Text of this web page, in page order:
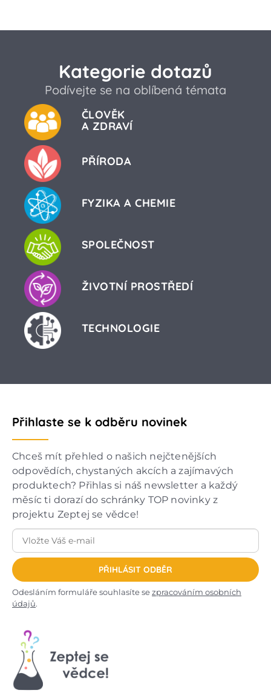
Kategorie dotazů
Podívejte se na oblíbená témata
ČLOVĚK
A ZDRAVÍ
PŘÍRODA
FYZIKA A CHEMIE
SPOLEČNOST
ŽIVOTNÍ PROSTŘEDÍ
TECHNOLOGIE
Přihlaste se k odběru novinek
Chceš mít přehled o našich nejčtenějších
odpovědích, chystaných akcích a zajímavých
produktech? Přihlas si náš newsletter a každý
měsíc ti dorazí do schránky TOP novinky z
projektu Zeptej se vědce!
PŘIHLÁSIT ODBĚR
Odesláním formuláře souhlasíte sezpracováním osobních
údajů.